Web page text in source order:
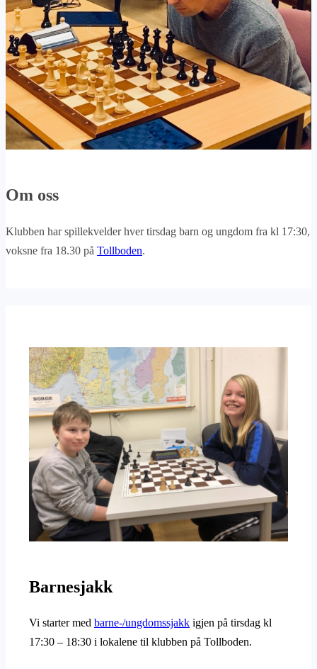
Om oss
Klubben har spillekvelder hver tirsdag barn og ungdom fra kl 17:30,
voksne fra 18.30 på Tollboden.
Barnesjakk
Vi starter med barne-/ungdomssjakkigjen på tirsdag kl
17:30 – 18:30 i lokalene til klubben på Tollboden.